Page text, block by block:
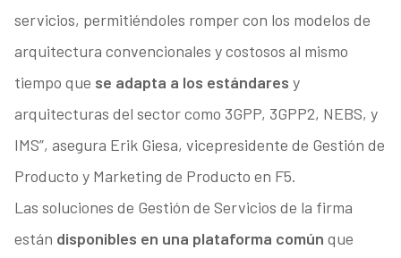
servicios, permitiéndoles romper con los modelos de
arquitectura convencionales y costosos al mismo
tiempo que se adapta a los estándares y
arquitecturas del sector como 3GPP, 3GPP2, NEBS, y
IMS”, asegura Erik Giesa, vicepresidente de Gestión de
Producto y Marketing de Producto en F5.
Las soluciones de Gestión de Servicios de la firma
están disponibles en una plataforma común que